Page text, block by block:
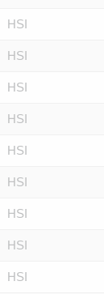
HSI
HSI
HSI
HSI
HSI
HSI
HSI
HSI
HSI